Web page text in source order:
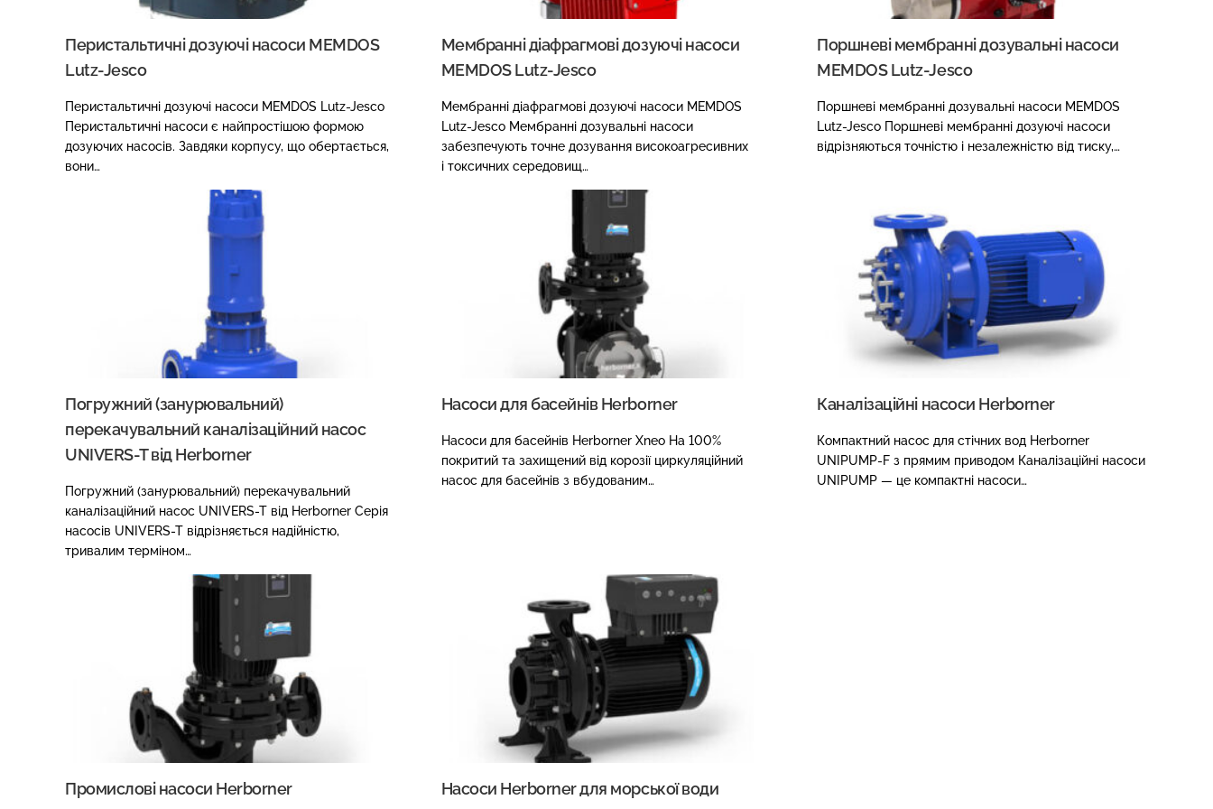
Перистальтичні дозуючі насоси MEMDOS
Lutz-Jesco
Перистальтичні дозуючі насоси MEMDOS Lutz-Jesco
Перистальтичні насоси є найпростішою формою
дозуючих насосів. Завдяки корпусу, що обертається,
вони…
Мембранні діафрагмові дозуючі насоси
MEMDOS Lutz-Jesco
Мембранні діафрагмові дозуючі насоси MEMDOS
Lutz-Jesco Мембранні дозувальні насоси
забезпечують точне дозування високоагресивних
і токсичних середовищ…
Поршневі мембранні дозувальні насоси
MEMDOS Lutz-Jesco
Поршневі мембранні дозувальні насоси MEMDOS
Lutz-Jesco Поршневі мембранні дозуючі насоси
відрізняються точністю і незалежністю від тиску,…
Погружний (занурювальний)
перекачувальний каналізаційний насос
UNIVERS-T від Herborner
Погружний (занурювальний) перекачувальний
каналізаційний насос UNIVERS-T від Herborner Серія
насосів UNIVERS-T відрізняється надійністю,
тривалим терміном…
Насоси для басейнів Herborner
Насоси для басейнів Herborner Xneo На 100%
покритий та захищений від корозії циркуляційний
насос для басейнів з вбудованим…
Каналізаційні насоси Herborner
Компактний насос для стічних вод Herborner
UNIPUMP-F з прямим приводом Каналізаційні насоси
UNIPUMP — це компактні насоси…
Промислові насоси Herborner Насоси Herborner для морської води